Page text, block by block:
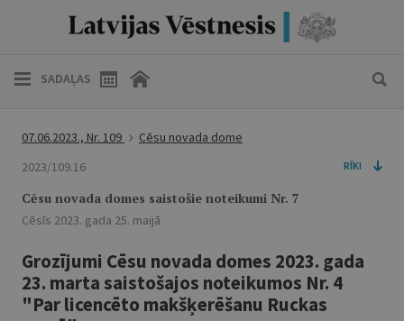
SADAĻAS
07.06.2023., Nr. 109
Cēsu novada dome
2023/109.16
RĪKI
Cēsu novada domes saistošie noteikumi Nr. 7
Cēsīs 2023. gada 25. maijā
Grozījumi Cēsu novada domes 2023. gada
23. marta saistošajos noteikumos Nr. 4
"Par licencēto makšķerēšanu Ruckas